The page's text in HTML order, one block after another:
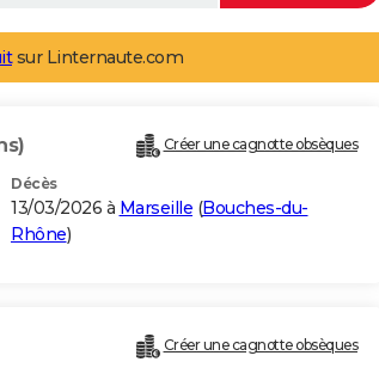
sur Linternaute.com
Créer une cagnotte obsèques
Décès
13/03/2026 à Marseille (Bouches-du-
Rhône)
Créer une cagnotte obsèques